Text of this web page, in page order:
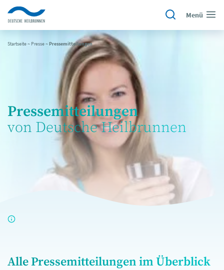
Menü
Startseite~ Presse~Pressemitteilungen
Pressemitteilungen
von Deutsche Heilbrunnen
Alle Pressemitteilungen im Überblick